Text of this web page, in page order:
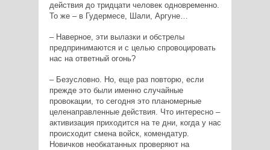
действия до тридцати человек одновременно.
То же – в Гудермесе, Шали, Аргуне…
– Наверное, эти вылазки и обстрелы
предпринимаются и с целью спровоцировать
нас на ответный огонь?
– Безусловно. Но, еще раз повторю, если
прежде это были именно случайные
провокации, то сегодня это планомерные
целенаправленные действия. Что интересно –
активизация приходится на те дни, когда у нас
происходит смена войск, комендатур.
Новичков необкатанных проверяют на